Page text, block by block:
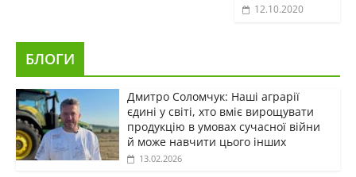
12.10.2020
БЛОГИ
Дмитро Соломчук: Наші аграрії
єдині у світі, хто вміє вирощувати
продукцію в умовах сучасної війни
й може навчити цього інших
13.02.2026